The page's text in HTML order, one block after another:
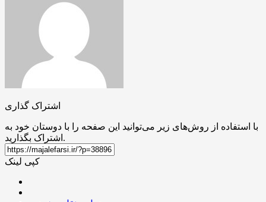
اشتراک گذاری
با استفاده از روش‌های زیر می‌توانید این صفحه را با دوستان خود به
اشتراک بگذارید.
کپی لینک